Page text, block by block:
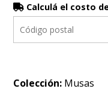
Calculá el costo
Colección: Musas